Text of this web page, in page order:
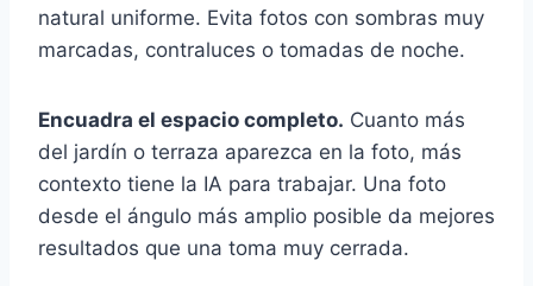
natural uniforme. Evita fotos con sombras muy
marcadas, contraluces o tomadas de noche.
Encuadra el espacio completo. Cuanto más
del jardín o terraza aparezca en la foto, más
contexto tiene la IA para trabajar. Una foto
desde el ángulo más amplio posible da mejores
resultados que una toma muy cerrada.